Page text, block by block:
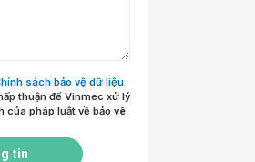
sách bảo vệ dữ liệu
thuận để Vinmec xử lý
của pháp luật về bảo vệ
tin